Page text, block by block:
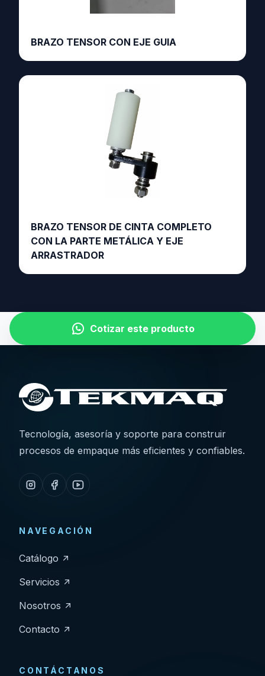
BRAZO TENSOR CON EJE GUIA
BRAZO TENSOR DE CINTA COMPLETO
CON LA PARTE METÁLICA Y EJE
ARRASTRADOR
Cotizar este producto
Tecnología, asesoría y soporte para construir
procesos de empaque más eficientes y confiables.
NAVEGACIÓN
Catálogo
Servicios
Nosotros
Contacto
CONTÁCTANOS